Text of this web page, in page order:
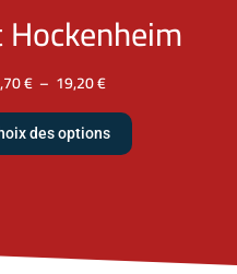
€ – 19,20€
des options